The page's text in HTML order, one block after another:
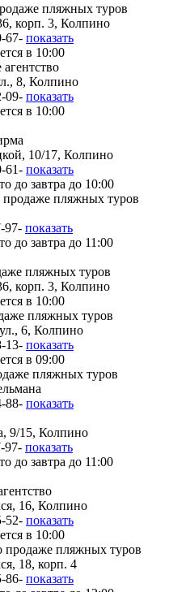
пляжных туров
корп. 3, Колпино
67- показать
в 10:00
агентство
8, Колпино
09- показать
в 10:00
10/17, Колпино
61- показать
до завтра до 10:00
пляжных туров
97- показать
до завтра до 11:00
пляжных туров
корп. 3, Колпино
в 10:00
пляжных туров
6, Колпино
13- показать
в 09:00
пляжных туров
88- показать
9/15, Колпино
97- показать
до завтра до 11:00
16, Колпино
52- показать
в 10:00
пляжных туров
18, корп. 4
86- показать